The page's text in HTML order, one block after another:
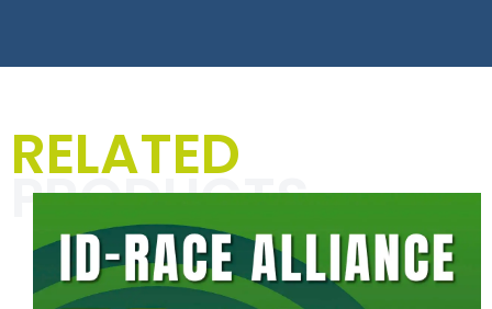
Jacken für Männer
In der Kategorie „Textilien für
einzigartige Designs und markante
Sprüche, die Deinen Alltag mit
Rennsport-Vibes und einer Prise
Humor aufpeppen. Perfekt für
RELATED
PRODUCTS